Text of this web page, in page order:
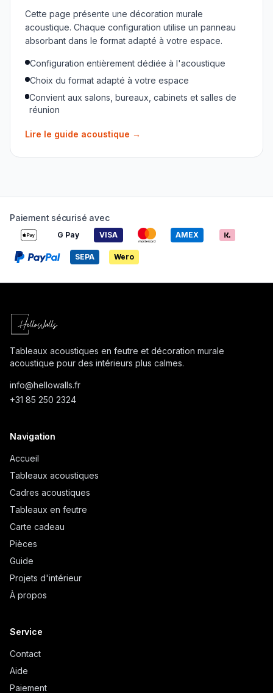
Cette page présente une décoration murale
acoustique. Chaque configuration utilise un panneau
absorbant dans le format adapté à votre espace.
Configuration entièrement dédiée à l'acoustique
Choix du format adapté à votre espace
Convient aux salons, bureaux, cabinets et salles de
réunion
Lire le guide acoustique →
Paiement sécurisé avec
G Pay VISA AMEX
SEPA Wero
Tableaux acoustiques en feutre et décoration murale
acoustique pour des intérieurs plus calmes.
info@hellowalls.fr
+31 85 250 2324
Navigation
Accueil
Tableaux acoustiques
Cadres acoustiques
Tableaux en feutre
Carte cadeau
Pièces
Guide
Projets d'intérieur
À propos
Service
Contact
Aide
Paiement